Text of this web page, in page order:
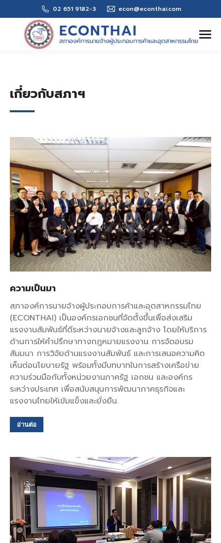
02 651 9182-3 econ@econthai.com
Search:
เกี่ยวกับสภาฯ
ความเป็นมา
สภาองค์การนายจ้างผู้ประกอบการค้าและอุตสาหกรรมไทย
(ECONTHAI) เป็นองค์กรเอกชนที่จัดตั้งขึ้นเพื่อส่งเสริม
แรงงานสัมพันธ์ที่ดีระหว่างนายจ้างและลูกจ้าง โดยให้บริการ
ด้านการให้คำปรึกษาทางกฎหมายแรงงาน การจัดอบรม
สัมมนา การวิจัยด้านแรงงานสัมพันธ์ และการเสนอความคิด
เห็นต่อนโยบายรัฐ พร้อมทั้งมีบทบาทในการสร้างเครือข่าย
ความร่วมมือกับทั้งหน่วยงานภาครัฐ เอกชน และองค์กร
ระหว่างประเทศ เพื่อสนับสนุนการพัฒนาภาคธุรกิจและ
แรงงานไทยให้เข้มแข็งและยั่งยืน.
อ่านต่อ